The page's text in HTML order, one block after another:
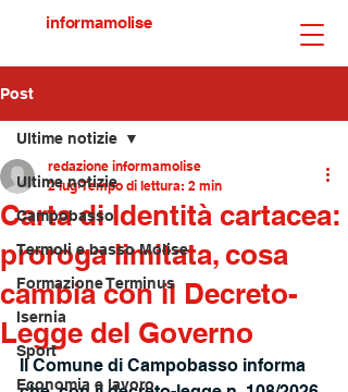
informamolise
Post
Ultime notizie
Campobasso
Termoli e basso Molise
Formazione Terminus
Isernia
Sport
Economia e lavoro
Ultime notizie
Carta di Identità cartacea:
proroga limitata, cosa
cambia con il Decreto-
Legge del Governo
redazione informamolise
2 lug Tempo di lettura: 2 min
Il Comune di Campobasso informa